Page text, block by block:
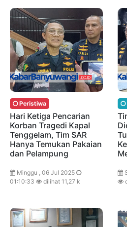
Peristiwa
Hari Ketiga Pencarian
Korban Tragedi Kapal
Tenggelam, Tim SAR
Hanya Temukan Pakaian
dan Pelampung
Minggu , 06 Jul 2025
01:10:33
dilihat 11,27 k